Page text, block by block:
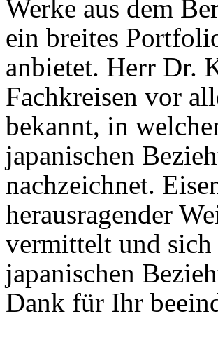
Werke aus dem
ein breites
anbietet. Herr Dr.
Fachkreisen vor
bekannt, in
japanischen
nachzeichnet.
herausragender
vermittelt und sich
japanischen
Dank für Ihr